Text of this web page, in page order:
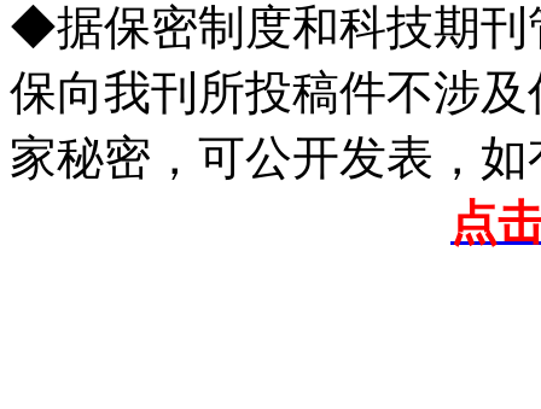
◆据保密制度和科技期刊
保向我刊所投稿件不涉
家秘密，可公开发表，
点